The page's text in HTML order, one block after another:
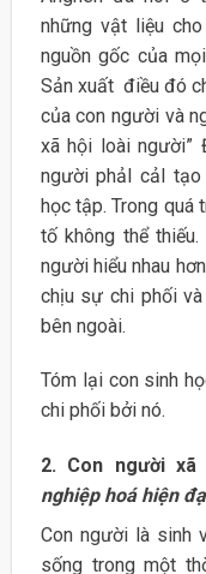
những vật liệu
nguồn gốc của
Sản xuất điều đó
của con người và
xã hội loài người”
người phảI cảI
học tập. Trong quá
tố không thể
người hiểu nhau
chịu sự chi phối
bên ngoài.
Tóm lại con sinh
chi phối bởi nó.
2. Con người xã
nghiệp hoá hiện
Con người là sinh
sống trong một